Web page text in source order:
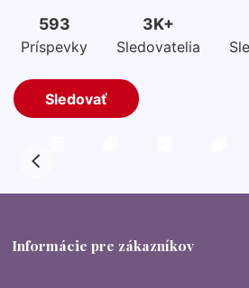
Informácie pre zákazníkov